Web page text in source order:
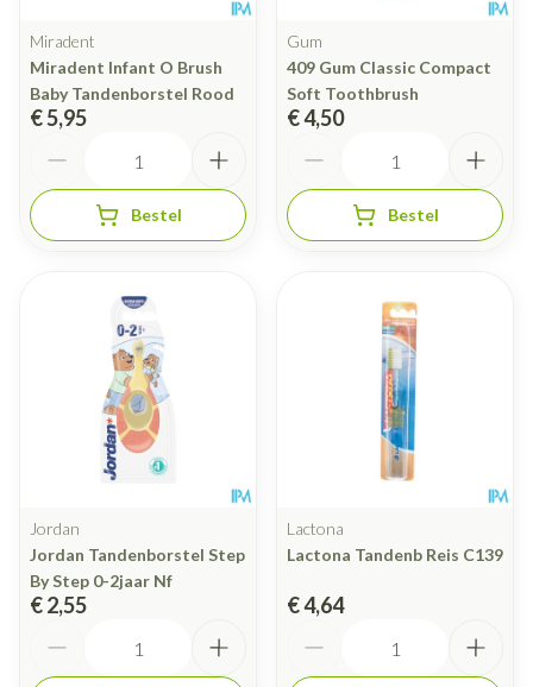
Miradent
Miradent Infant O Brush
Baby Tandenborstel Rood
€ 5,95
Bestel
Gum
409 Gum Classic Compact
Soft Toothbrush
€ 4,50
Bestel
Jordan
Jordan Tandenborstel Step
By Step 0-2jaar Nf
€ 2,55
Lactona
Lactona Tandenb Reis C139
€ 4,64